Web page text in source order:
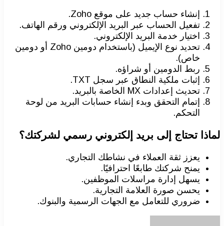
إنشاء حساب جديد على موقع Zoho.
تفعيل الحساب عبر البريد الإلكتروني ورقم الهاتف.
اختيار خدمة البريد الإلكتروني.
تحديد نوع الإيميل (باستخدام دومين Zoho أو دومين
خاص).
ربط الدومين أو شراؤه.
إثبات ملكية النطاق عبر سجل TXT.
تحديث إعدادات MX الخاصة بالبريد.
إتمام التحقق وبدء إنشاء حسابات البريد من لوحة
التحكم.
لماذا تحتاج إلى بريد إلكتروني رسمي لشركتك؟
يعزز ثقة العملاء في نشاطك التجاري.
يمنح شركتك طابعًا احترافيًا.
يسهل إدارة مراسلات الموظفين.
يحسن صورة العلامة التجارية.
ضروري للتعامل مع الجهات الرسمية والبنوك.